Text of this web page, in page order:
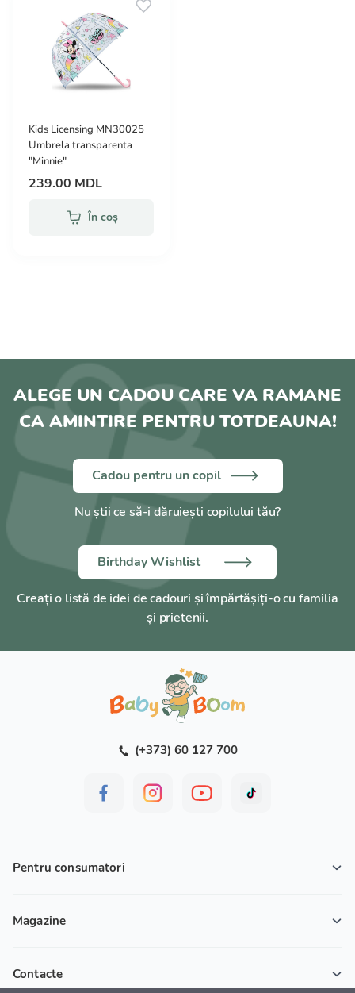
Kids Licensing MN30025
Umbrela transparenta
"Minnie"
239.00 MDL
În coș
ALEGE UN CADOU CARE VA RAMANE
CA AMINTIRE PENTRU TOTDEAUNA!
Cadou pentru un copil
Nu știi ce să-i dăruiești copilului tău?
Birthday Wishlist
Creați o listă de idei de cadouri și împărtășiți-o cu familia
și prietenii.
(+373) 60 127 700
Pentru consumatori
Magazine
Contacte